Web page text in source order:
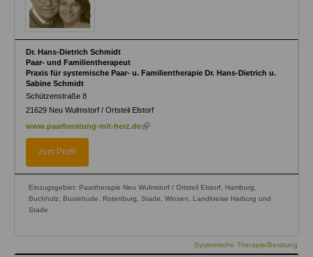
Dr. Hans-Dietrich Schmidt
Paar- und Familientherapeut
Praxis für systemische Paar- u. Familientherapie Dr. Hans-Dietrich u.
Sabine Schmidt
Schützenstraße 8
21629 Neu Wulmstorf / Ortsteil Elstorf
www.paarberatung-mit-herz.de (link
zum Profil
Einzugsgebiet: Paartherapie Neu Wulmstorf / Ortsteil Elstorf, Hamburg,
Buchholz, Buxtehude, Rotenburg, Stade, Winsen, Landkreise Harburg und
Stade
Systemische Therapie/Beratung